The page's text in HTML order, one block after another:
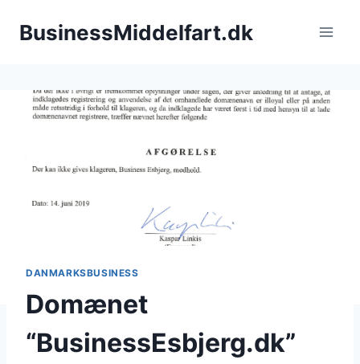
BusinessMiddelfart.dk
DANMARKSBUSINESS
Domænet
“BusinessEsbjerg.dk”